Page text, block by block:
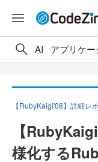
AI アプリケ
【RubyKaigi'08】詳細レ
【
様化する